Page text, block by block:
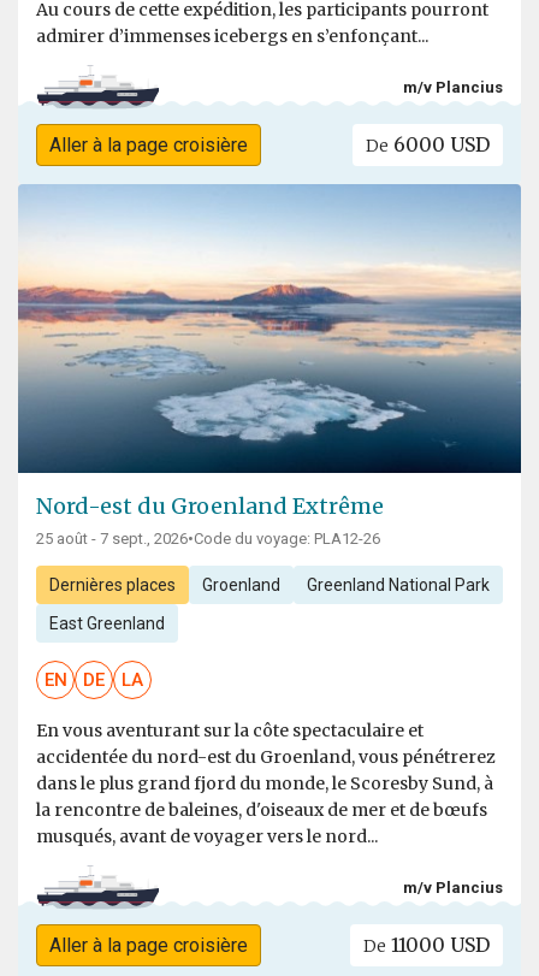
Au cours de cette expédition, les participants pourront
admirer d’immenses icebergs en s’enfonçant...
m/v Plancius
Aller à la page croisière De 6000 USD
Nord-est du Groenland Extrême
25 août - 7 sept., 2026•Code du voyage: PLA12-26
Dernières places Groenland Greenland National Park
East Greenland
EN DE LA
En vous aventurant sur la côte spectaculaire et
accidentée du nord-est du Groenland, vous pénétrerez
dans le plus grand fjord du monde, le Scoresby Sund, à
la rencontre de baleines, d'oiseaux de mer et de bœufs
musqués, avant de voyager vers le nord...
m/v Plancius
Aller à la page croisière De 11000 USD